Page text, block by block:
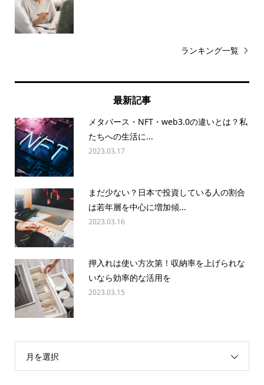
ランキング一覧
最新記事
メタバース・NFT・web3.0の違いとは？私
たちへの生活に...
2023.03.17
まだ少ない？日本で投資している人の割合
は若年層を中心に増加傾...
2023.03.16
押入れは使い方次第！収納率を上げられな
いなら効率的な活用を
2023.03.15
月を選択